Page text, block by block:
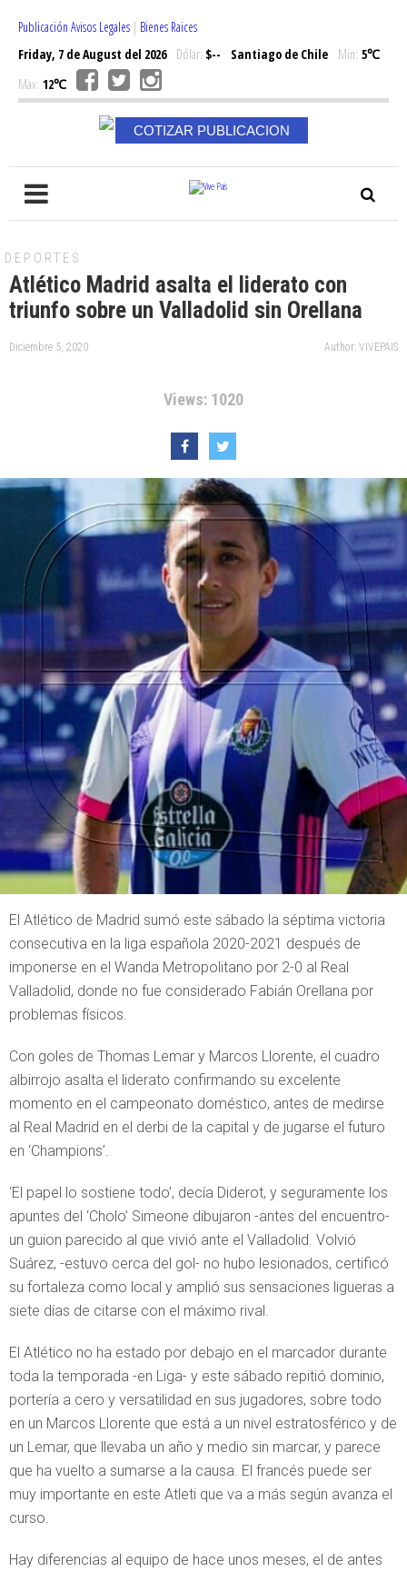
Publicación Avisos Legales | Bienes Raices
Friday, 7 de August del 2026Dólar: $-- Santiago de Chile Min: 5℃
Max: 12℃
COTIZAR PUBLICACION
DEPORTES
Atlético Madrid asalta el liderato con
triunfo sobre un Valladolid sin Orellana
Diciembre 5, 2020 Author: VIVEPAIS
Views: 1020
El Atlético de Madrid sumó este sábado la séptima victoria
consecutiva en la liga española 2020-2021 después de
imponerse en el Wanda Metropolitano por 2-0 al Real
Valladolid, donde no fue considerado Fabián Orellana por
problemas físicos.
Con goles de Thomas Lemar y Marcos Llorente, el cuadro
albirrojo asalta el liderato confirmando su excelente
momento en el campeonato doméstico, antes de medirse
al Real Madrid en el derbi de la capital y de jugarse el futuro
en ‘Champions’.
‘El papel lo sostiene todo’, decía Diderot, y seguramente los
apuntes del ‘Cholo’ Simeone dibujaron -antes del encuentro-
un guion parecido al que vivió ante el Valladolid. Volvió
Suárez, -estuvo cerca del gol- no hubo lesionados, certificó
su fortaleza como local y amplió sus sensaciones ligueras a
siete días de citarse con el máximo rival.
El Atlético no ha estado por debajo en el marcador durante
toda la temporada -en Liga- y este sábado repitió dominio,
portería a cero y versatilidad en sus jugadores, sobre todo
en un Marcos Llorente que está a un nivel estratosférico y de
un Lemar, que llevaba un año y medio sin marcar, y parece
que ha vuelto a sumarse a la causa. El francés puede ser
muy importante en este Atleti que va a más según avanza el
curso.
Hay diferencias al equipo de hace unos meses, el de antes